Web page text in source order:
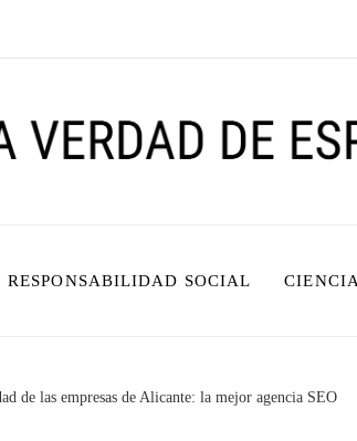
RESPONSABILIDAD SOCIAL
de las empresas de Alicante: la mejor agencia SEO